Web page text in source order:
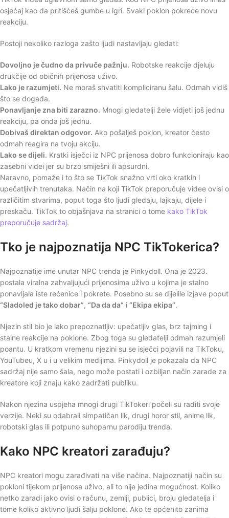
osjećaj kao da pritišćeš gumbe u igri. Svaki poklon pokreće novu
reakciju.
Postoji nekoliko razloga zašto ljudi nastavljaju gledati:
Dovoljno je čudno da privuče pažnju. Robotske reakcije djeluju
drukčije od običnih prijenosa uživo.
Lako je razumjeti. Ne moraš shvatiti kompliciranu šalu. Odmah vidiš
što se događa.
Ponavljanje zna biti zarazno. Mnogi gledatelji žele vidjeti još jednu
reakciju, pa onda još jednu.
Dobivaš direktan odgovor. Ako pošalješ poklon, kreator često
odmah reagira na tvoju akciju.
Lako se dijeli. Kratki isječci iz NPC prijenosa dobro funkcioniraju kao
zasebni videi jer su brzo smiješni ili apsurdni.
Naravno, pomaže i to što se TikTok snažno vrti oko kratkih i
upečatljivih trenutaka. Način na koji TikTok preporučuje videe ovisi o
različitim stvarima, poput toga što ljudi gledaju, lajkaju, dijele i
preskaču. TikTok to objašnjava na stranici o tome kako TikTok
preporučuje sadržaj.
Tko je najpoznatija NPC TikTokerica?
Najpoznatije ime unutar NPC trenda je Pinkydoll. Ona je 2023.
postala viralna zahvaljujući prijenosima uživo u kojima je stalno
ponavljala iste rečenice i pokrete. Posebno su se dijelile izjave poput
“Sladoled je tako dobar”, “Da da da” i “Ekipa ekipa”.
Njezin stil bio je lako prepoznatljiv: upečatljiv glas, brz tajming i
stalne reakcije na poklone. Zbog toga su gledatelji odmah razumjeli
poantu. U kratkom vremenu njezini su se isječci pojavili na TikToku,
YouTubeu, X u i u velikim medijima. Pinkydoll je pokazala da NPC
sadržaj nije samo šala, nego može postati i ozbiljan način zarade za
kreatore koji znaju kako zadržati publiku.
Nakon njezina uspjeha mnogi drugi TikTokeri počeli su raditi svoje
verzije. Neki su odabrali simpatičan lik, drugi horor stil, anime lik,
robotski glas ili potpuno suhoparnu parodiju trenda.
Kako NPC kreatori zarađuju?
NPC kreatori mogu zarađivati na više načina. Najpoznatiji način su
pokloni tijekom prijenosa uživo, ali to nije jedina mogućnost. Koliko
netko zaradi jako ovisi o računu, zemlji, publici, broju gledatelja i
tome koliko aktivno ljudi šalju poklone. Ako te općenito zanima